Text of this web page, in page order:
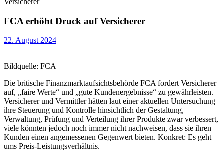
Versicherer
FCA erhöht Druck auf Versicherer
22. August 2024
Bildquelle: FCA
Die britische Finanzmarktaufsichtsbehörde FCA fordert Versicherer
auf, „faire Werte“ und „gute Kundenergebnisse“ zu gewährleisten.
Versicherer und Vermittler hätten laut einer aktuellen Untersuchung
ihre Steuerung und Kontrolle hinsichtlich der Gestaltung,
Verwaltung, Prüfung und Verteilung ihrer Produkte zwar verbessert,
viele könnten jedoch noch immer nicht nachweisen, dass sie ihren
Kunden einen angemessenen Gegenwert bieten. Konkret: Es geht
ums Preis-Leistungsverhältnis.